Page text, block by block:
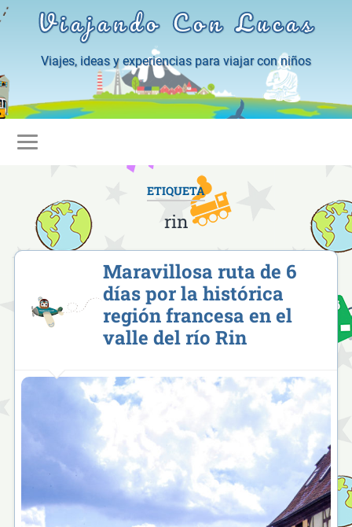
Viajando Con Lucas
Viajes, ideas y experiencias para viajar con niños
ETIQUETA
rin
Maravillosa ruta de 6
días por la histórica
región francesa en el
valle del río Rin